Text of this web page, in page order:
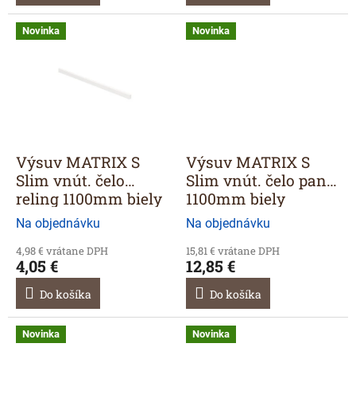
Novinka
Výsuv MATRIX S
Slim vnút. čelo
reling 1100mm biely
Na objednávku
4,98 € vrátane DPH
4,05 €
Do košíka
Novinka
Výsuv MATRIX S
Slim vnút. čelo panel
1100mm biely
Na objednávku
15,81 € vrátane DPH
12,85 €
Do košíka
Novinka Novinka